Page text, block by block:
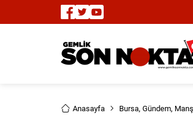
Anasayfa Bursa, Gündem,